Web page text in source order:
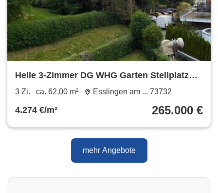
Helle 3-Zimmer DG WHG Garten Stellplatz
PKW Esslingen Stuttgart
3 Zi. ca. 62,00 m² Esslingen am ... 73732
4.274 €/m² 265.000 €
mehr Angebote